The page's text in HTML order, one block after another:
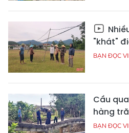
"khát"
BẠN ĐỌC
Cầu
hàng
BẠN ĐỌC